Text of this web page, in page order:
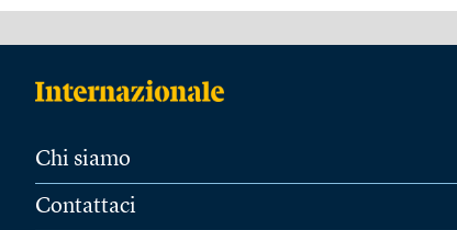
Chi siamo
Contattaci